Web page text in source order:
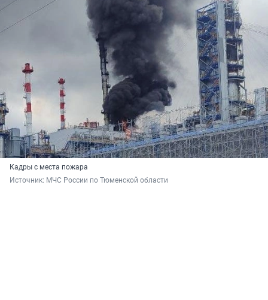
Кадры с места пожара
Источник: МЧС России по Тюменской области